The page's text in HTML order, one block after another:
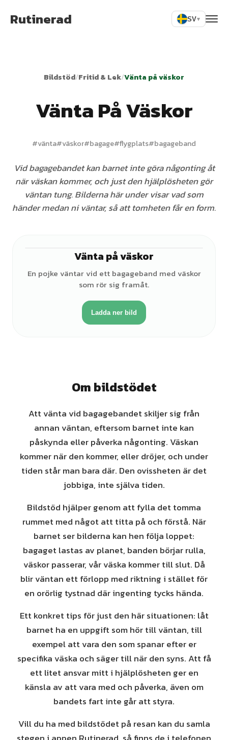
Rutinerad SV▾
Bildstöd/Fritid & Lek/Vänta på väskor
Vänta På Väskor
#vänta#väskor#bagage#flygplats#bagageband
Vid bagagebandet kan barnet inte göra någonting åt
när väskan kommer, och just den hjälplösheten gör
väntan tung. Bilderna här under visar vad som
händer medan ni väntar, så att tomheten får en form.
Vänta på väskor
En pojke väntar vid ett bagageband med väskor
som rör sig framåt.
Ladda ner bild
Om bildstödet
Att vänta vid bagagebandet skiljer sig från
annan väntan, eftersom barnet inte kan
påskynda eller påverka någonting. Väskan
kommer när den kommer, eller dröjer, och under
tiden står man bara där. Den ovissheten är det
jobbiga, inte själva tiden.
Bildstöd hjälper genom att fylla det tomma
rummet med något att titta på och förstå. När
barnet ser bilderna kan hen följa loppet:
bagaget lastas av planet, banden börjar rulla,
väskor passerar, vår väska kommer till slut. Då
blir väntan ett förlopp med riktning i stället för
en orörlig tystnad där ingenting tycks hända.
Ett konkret tips för just den här situationen: låt
barnet ha en uppgift som hör till väntan, till
exempel att vara den som spanar efter er
specifika väska och säger till när den syns. Att få
ett litet ansvar mitt i hjälplösheten ger en
känsla av att vara med och påverka, även om
bandets fart inte går att styra.
Vill du ha med bildstödet på resan kan du samla